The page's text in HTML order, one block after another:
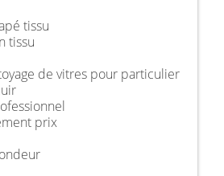
tissu
tissu
de vitres pour particulier
prix